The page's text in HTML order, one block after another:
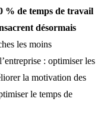
% de temps de travail
désormais
les moins
: optimiser les
la motivation des
le temps de